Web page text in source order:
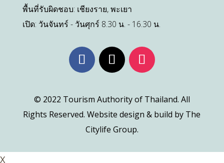
พื้นที่รับผิดชอบ: เชียงราย, พะเยา
เปิด: วันจันทร์ - วันศุกร์ 8.30 น. - 16.30 น.
© 2022 Tourism Authority of Thailand. All
Rights Reserved. Website design & build by The
Citylife Group.
X